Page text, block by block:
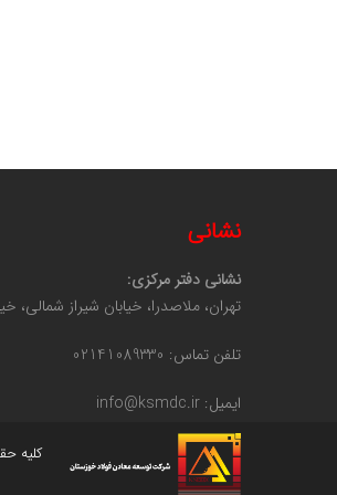
نشانی
نشانی دفتر مرکزی:
تهران، ملاصدرا، خیابان شیراز شمالی،
تلفن تماس: 02141089330
ایمیل: info@ksmdc.ir
کلیه